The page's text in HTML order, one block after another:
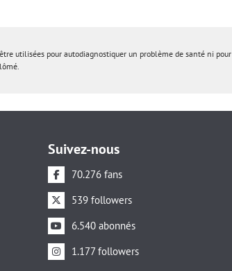
utilisées pour autodiagnostiquer un problème de santé ni pour
Suivez-nous
70.276 fans
539 followers
6.540 abonnés
1.177 followers